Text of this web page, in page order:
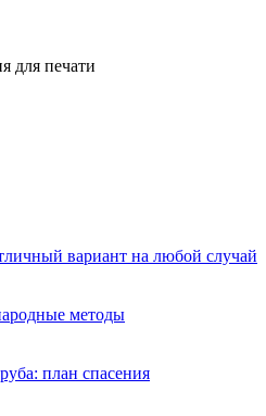
для печати
вариант на любой случай
методы
план спасения